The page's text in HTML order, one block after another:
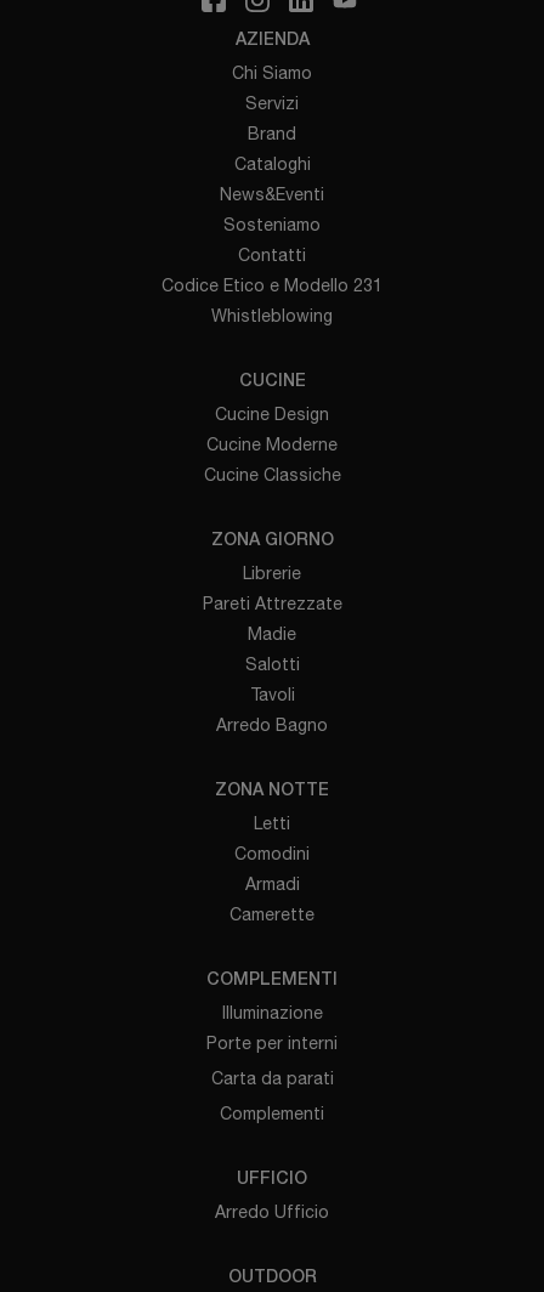
AZIENDA
Chi Siamo
Servizi
Brand
Cataloghi
News&Eventi
Sosteniamo
Contatti
Codice Etico e Modello 231
Whistleblowing
CUCINE
Cucine Design
Cucine Moderne
Cucine Classiche
ZONA GIORNO
Librerie
Pareti Attrezzate
Madie
Salotti
Tavoli
Arredo Bagno
ZONA NOTTE
Letti
Comodini
Armadi
Camerette
COMPLEMENTI
Illuminazione
Porte per interni
Carta da parati
Complementi
UFFICIO
Arredo Ufficio
OUTDOOR